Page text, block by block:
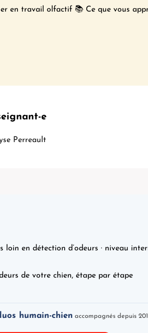
en travail olfactif 📚 Ce que vous
e
Perreault
en détection d’odeurs · niveau
de votre chien, étape par étape
humain-chien accompagnés depuis